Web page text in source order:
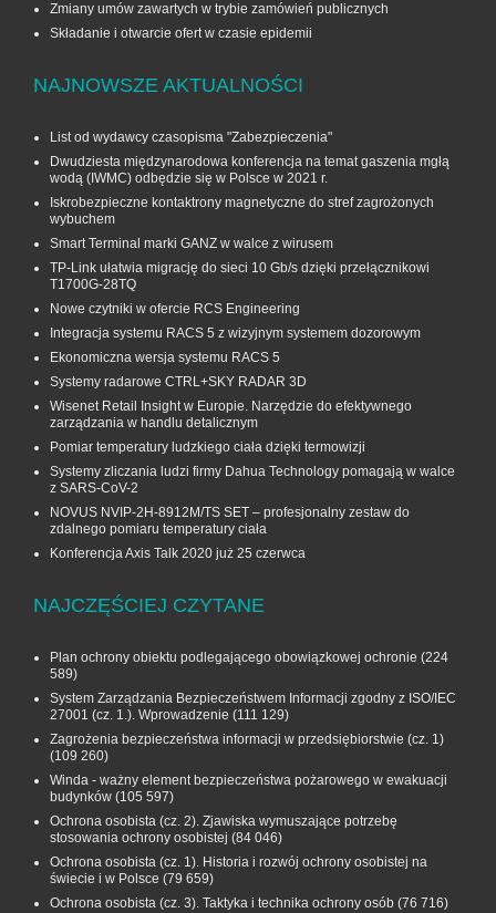
Zmiany umów zawartych w trybie zamówień publicznych
Składanie i otwarcie ofert w czasie epidemii
NAJNOWSZE AKTUALNOŚCI
List od wydawcy czasopisma "Zabezpieczenia"
Dwudziesta międzynarodowa konferencja na temat gaszenia mgłą
wodą (IWMC) odbędzie się w Polsce w 2021 r.
Iskrobezpieczne kontaktrony magnetyczne do stref zagrożonych
wybuchem
Smart Terminal marki GANZ w walce z wirusem
TP-Link ułatwia migrację do sieci 10 Gb/s dzięki przełącznikowi
T1700G‑28TQ
Nowe czytniki w ofercie RCS Engineering
Integracja systemu RACS 5 z wizyjnym systemem dozorowym
Ekonomiczna wersja systemu RACS 5
Systemy radarowe CTRL+SKY RADAR 3D
Wisenet Retail Insight w Europie. Narzędzie do efektywnego
zarządzania w handlu detalicznym
Pomiar temperatury ludzkiego ciała dzięki termowizji
Systemy zliczania ludzi firmy Dahua Technology pomagają w walce
z SARS-CoV-2
NOVUS NVIP-2H-8912M/TS SET – profesjonalny zestaw do
zdalnego pomiaru temperatury ciała
Konferencja Axis Talk 2020 już 25 czerwca
NAJCZĘŚCIEJ CZYTANE
Plan ochrony obiektu podlegającego obowiązkowej ochronie (224
589)
System Zarządzania Bezpieczeństwem Informacji zgodny z ISO/IEC
27001 (cz. 1.). Wprowadzenie (111 129)
Zagrożenia bezpieczeństwa informacji w przedsiębiorstwie (cz. 1)
(109 260)
Winda - ważny element bezpieczeństwa pożarowego w ewakuacji
budynków (105 597)
Ochrona osobista (cz. 2). Zjawiska wymuszające potrzebę
stosowania ochrony osobistej (84 046)
Ochrona osobista (cz. 1). Historia i rozwój ochrony osobistej na
świecie i w Polsce (79 659)
Ochrona osobista (cz. 3). Taktyka i technika ochrony osób (76 716)